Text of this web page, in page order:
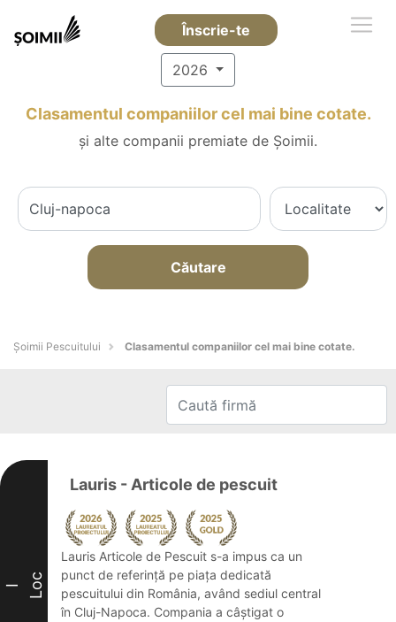
Înscrie-te
2026
Clasamentul companiilor cel mai bine cotate.
și alte companii premiate de Șoimii.
Căutare
Șoimii Pescuitului Clasamentul companiilor cel mai bine cotate.
I Loc
Lauris - Articole de pescuit
Lauris Articole de Pescuit s-a impus ca un
punct de referință pe piața dedicată
pescuitului din România, având sediul central
în Cluj-Napoca. Compania a câștigat o